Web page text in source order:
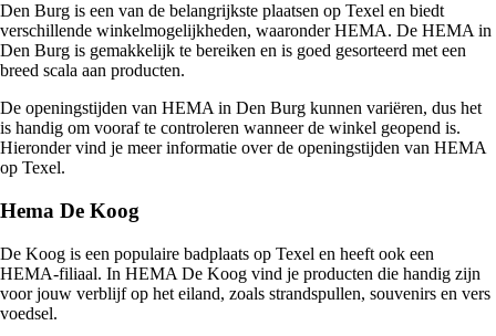
Den Burg is een van de belangrijkste plaatsen op Texel en biedt
verschillende winkelmogelijkheden, waaronder HEMA. De HEMA in
Den Burg is gemakkelijk te bereiken en is goed gesorteerd met een
breed scala aan producten.
De openingstijden van HEMA in Den Burg kunnen variëren, dus het
is handig om vooraf te controleren wanneer de winkel geopend is.
Hieronder vind je meer informatie over de openingstijden van HEMA
op Texel.
Hema De Koog
De Koog is een populaire badplaats op Texel en heeft ook een
HEMA-filiaal. In HEMA De Koog vind je producten die handig zijn
voor jouw verblijf op het eiland, zoals strandspullen, souvenirs en vers
voedsel.